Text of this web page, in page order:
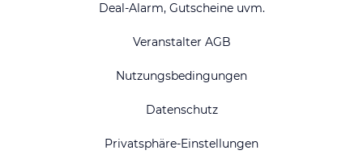
Deal-Alarm, Gutscheine uvm.
Veranstalter AGB
Nutzungsbedingungen
Datenschutz
Privatsphäre-Einstellungen